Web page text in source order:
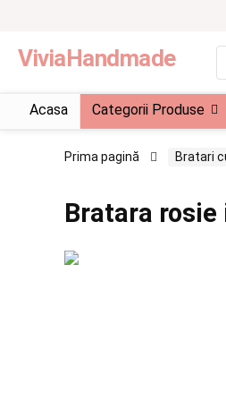
ViviaHandmade
Acasa Categorii Produse
Prima pagină Bratari
Bratara